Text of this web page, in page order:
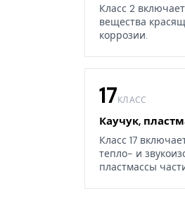
Класс 2
вещества
коррозии.
17КЛАСС
Каучук,
Класс 17
тепло- и
пластмассы